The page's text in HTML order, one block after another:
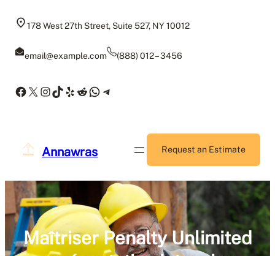
178 West 27th Street, Suite 527, NY 10012
email@example.com (888) 012 – 3456
Facebook
X Instagram
TikTok
Yelp
Reddit
WhatsApp
Telegram
Annawras Request an Estimate
Maîtriser Penalty Unlimited